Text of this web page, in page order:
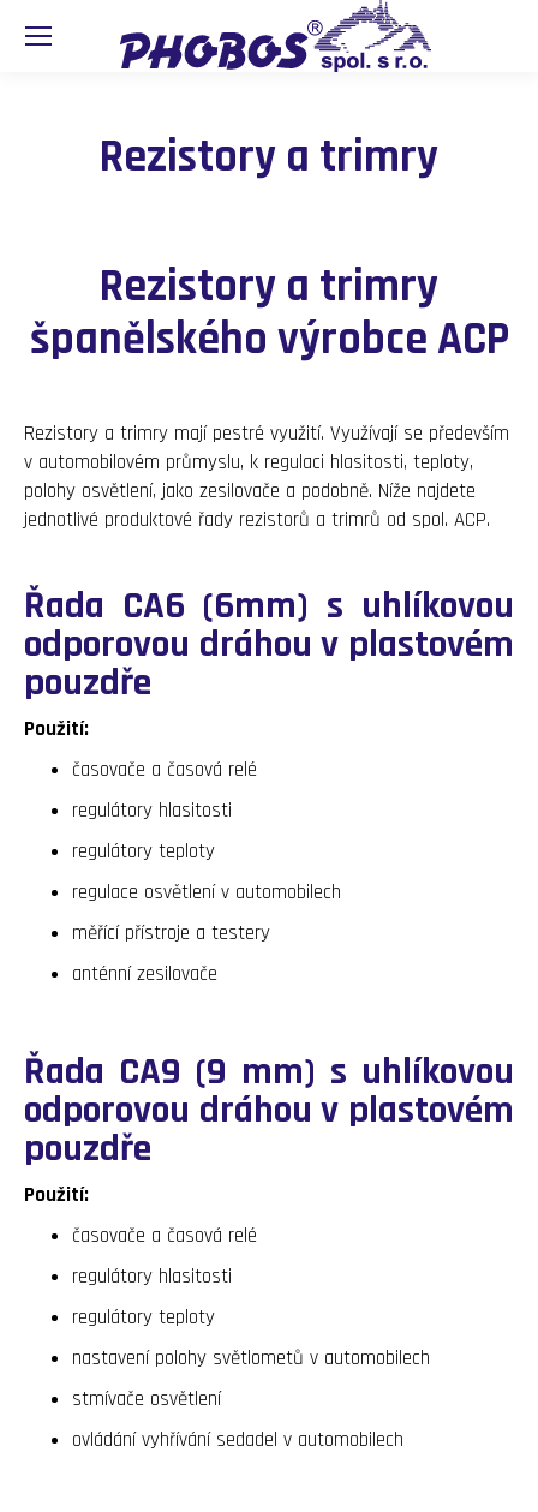
Rezistory a trimry
Rezistory a trimry
španělského výrobce ACP
Rezistory a trimry mají pestré využití. Využívají se především
v automobilovém průmyslu, k regulaci hlasitosti, teploty,
polohy osvětlení, jako zesilovače a podobně. Níže najdete
jednotlivé produktové řady rezistorů a trimrů od spol. ACP.
Řada CA6 (6mm) s uhlíkovou
odporovou dráhou v plastovém
pouzdře
Použití:
časovače a časová relé
regulátory hlasitosti
regulátory teploty
regulace osvětlení v automobilech
měřící přístroje a testery
anténní zesilovače
Řada CA9 (9 mm) s uhlíkovou
odporovou dráhou v plastovém
pouzdře
Použití:
časovače a časová relé
regulátory hlasitosti
regulátory teploty
nastavení polohy světlometů v automobilech
stmívače osvětlení
ovládání vyhřívání sedadel v automobilech